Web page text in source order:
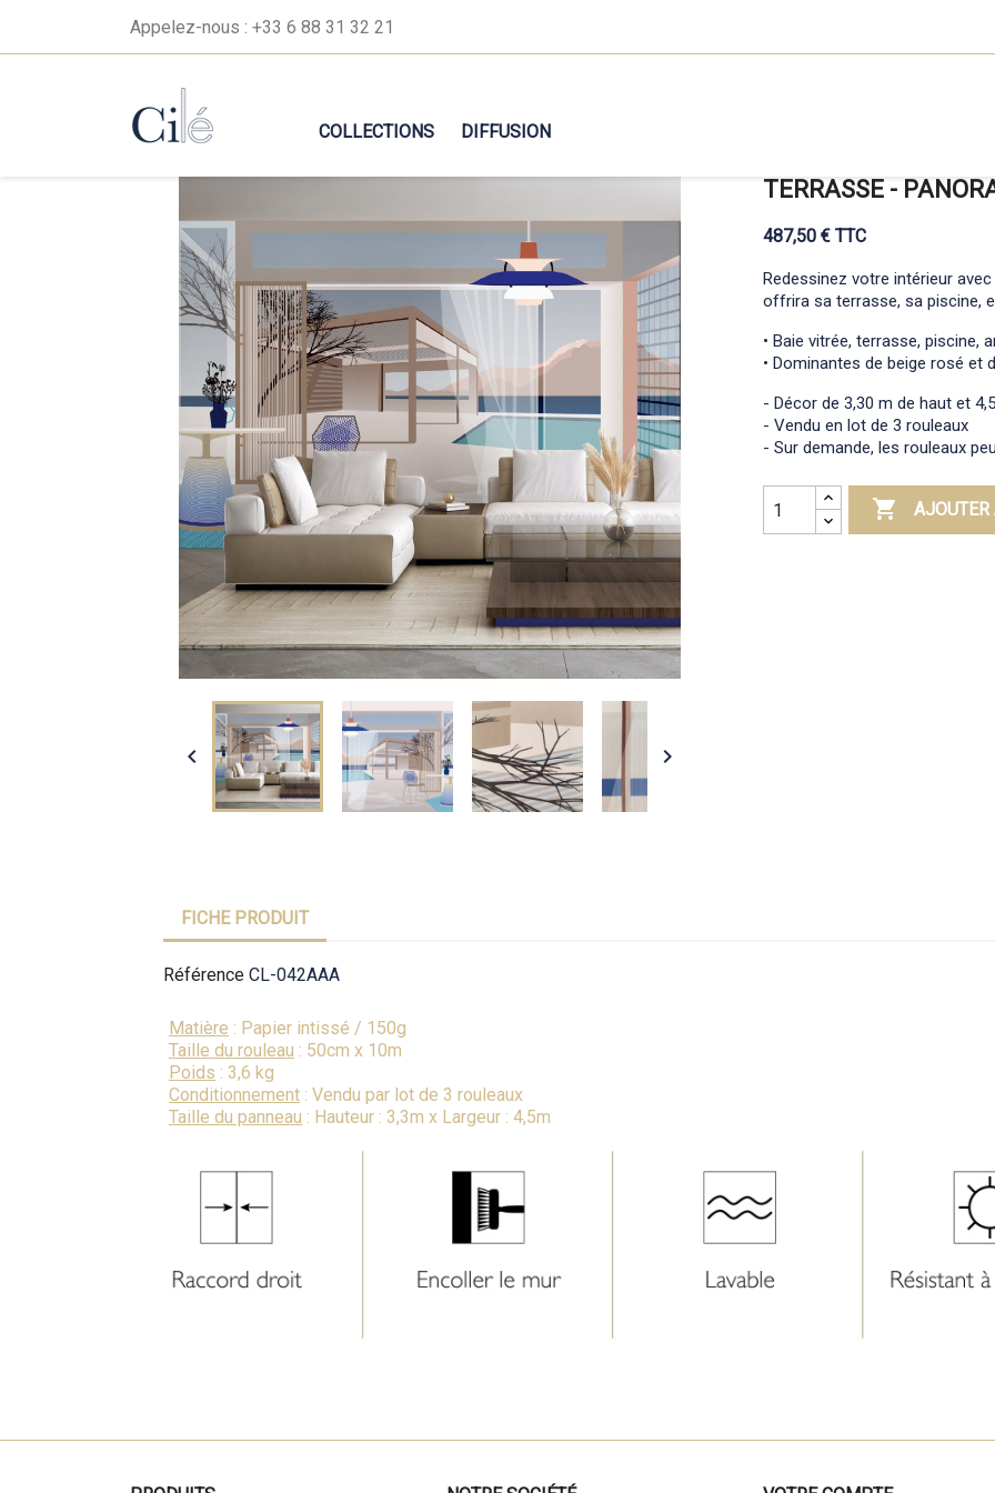
Appelez-nous : +33 6 88 31 32 21
COLLECTIONS DIFFUSION
 
TERRASSE -
487,50 € TTC
Redessinez votre intérieur
offrira sa terrasse, sa piscine,
• Baie vitrée, terrasse, piscine,
• Dominantes de beige rosé et
- Décor de 3,30 m de haut et
- Vendu en lot de 3 rouleaux
- Sur demande, les rouleaux

FICHE PRODUIT
Référence CL-042AAA
Matière : Papier intissé / 150g
Taille du rouleau : 50cm x 10m
Poids : 3,6 kg
Conditionnement : Vendu par lot de 3 rouleaux
Taille du panneau : Hauteur : 3,3m x Largeur : 4,5m